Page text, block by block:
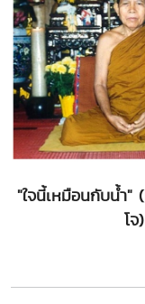
"ใจนี้เหมือนกับน้ำ"
โจ)